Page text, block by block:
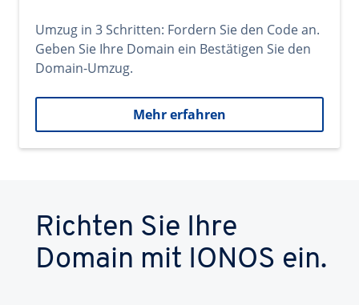
Umzug in 3 Schritten: Fordern Sie den Code an.
Geben Sie Ihre Domain ein Bestätigen Sie den
Domain-Umzug.
Mehr erfahren
Richten Sie Ihre
Domain mit IONOS ein.